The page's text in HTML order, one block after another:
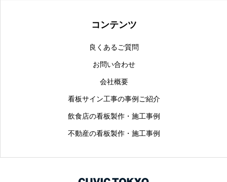
コンテンツ
良くあるご質問
お問い合わせ
会社概要
看板サイン工事の事例ご紹介
飲食店の看板製作・施工事例
不動産の看板製作・施工事例